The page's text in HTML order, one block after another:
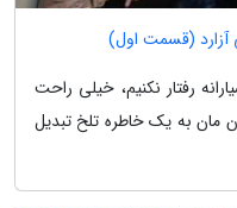
آزارد (قسمت اول)
رفتار نکنیم، خیلی راحت
مان به یک خاطره تلخ تبدیل